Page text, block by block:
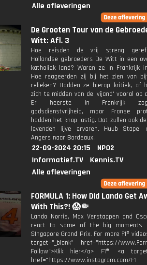
Alle afleveringen
De Grooten Tour van de
Witt: Afl. 3
Hoe reisden de vrij streng
Hollandse gebroeders De Witt in een
katholiek land? Waren ze in Frankrijk
Hoe reageerden zij bij het zien van
relieken? Hadden ze hierop kritiek, of
zich te midden van de 'vijand' vooral op
Er heerste in Frankrijk
godsdienstvrijheid, maar Franse
hadden het knap lastig. Dat zullen ook
levenden lijve ervaren. Huub Stapel
Angers naar Bordeaux.
22-09-2024 20:15
NPO2
Informatief.TV
Kennis.TV
Alle afleveringen
FORMULA 1: How Did Lando Get
With This?! 😱🤏
Lando Norris, Max Verstappen and
react to some of the big moments
SIngapore Grand Prix. For more F1®
target="_blank" href="https://
Follow">Klik hier</a> F1®: <a
href="https://www.instagram.com/F1